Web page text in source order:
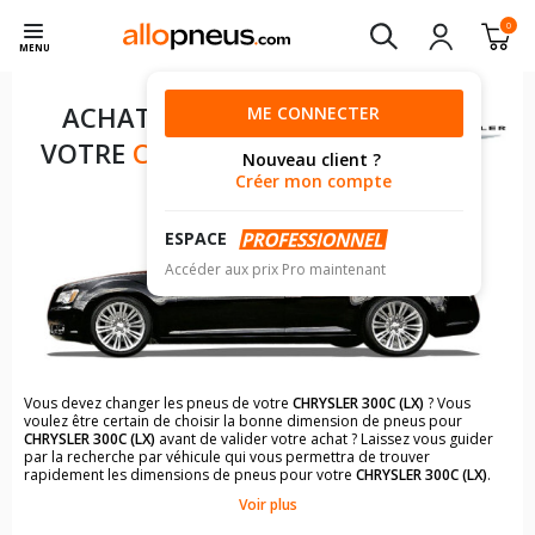
MENU
0
ME CONNECTER
Nouveau client ?
Créer mon compte
ESPACE
Accéder aux prix Pro maintenant
ACHAT DE PNEUS POUR
VOTRE CHRYSLER 300C (LX)
Vous devez changer les pneus de votre CHRYSLER 300C (LX)? Vous
voulez être certain de choisir la bonne dimension de pneus pour
CHRYSLER 300C (LX) avant de valider votre achat ? Laissez vous guider
par la recherche par véhicule qui vous permettra de trouver
rapidement les dimensions de pneus pour votre CHRYSLER 300C (LX).
Il n'est pas toujours évident de s'y retrouver dans le choix des
Voir plus